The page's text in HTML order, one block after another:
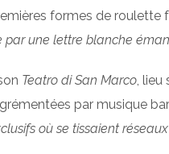
formes de roulette
une lettre blanche
Teatro di San Marco, lieu
par musique
où se tissaient